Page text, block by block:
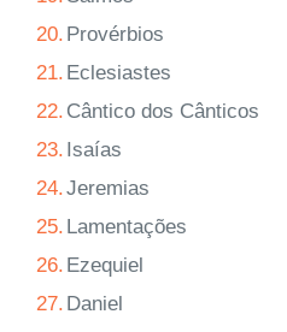
20. Provérbios
21. Eclesiastes
22. Cântico dos Cânticos
23. Isaías
24.Jeremias
25. Lamentações
26. Ezequiel
27. Daniel